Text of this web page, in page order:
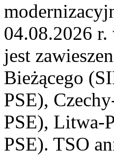
04.08.2026
jest
Bieżącego
PSE),
PSE), Litwa-
PSE). TSO